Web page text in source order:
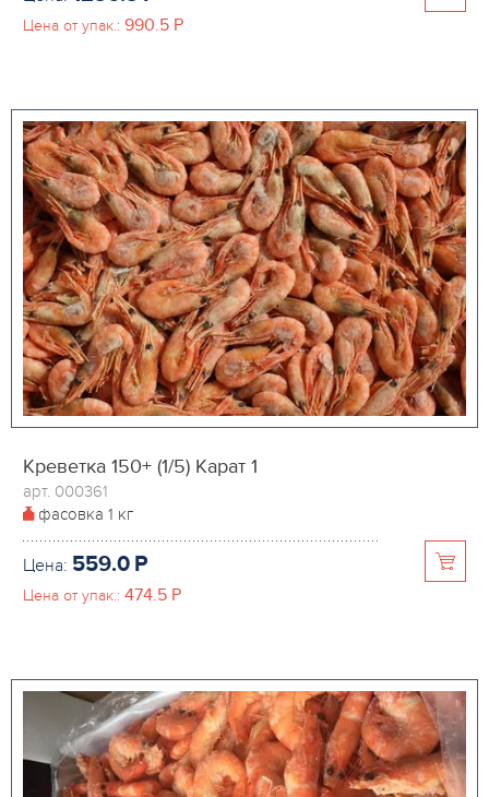
Цена от упак.: 990.5 P
Креветка 150+ (1/5) Карат 1
арт. 000361
фасовка 1 кг
Цена: 559.0 P
Цена от упак.: 474.5 P